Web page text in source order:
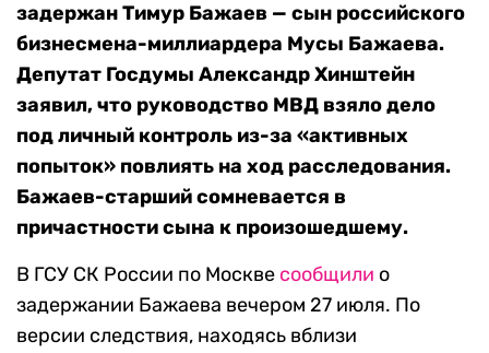
задержан Тимур Бажаев — сын российского
бизнесмена-миллиардера Мусы Бажаева.
Депутат Госдумы Александр Хинштейн
заявил, что руководство МВД взяло дело
под личный контроль из-за «активных
попыток» повлиять на ход расследования.
Бажаев-старший сомневается в
причастности сына к произошедшему.
В ГСУ СК России по Москве сообщили о
задержании Бажаева вечером 27 июля. По
версии следствия, находясь вблизи